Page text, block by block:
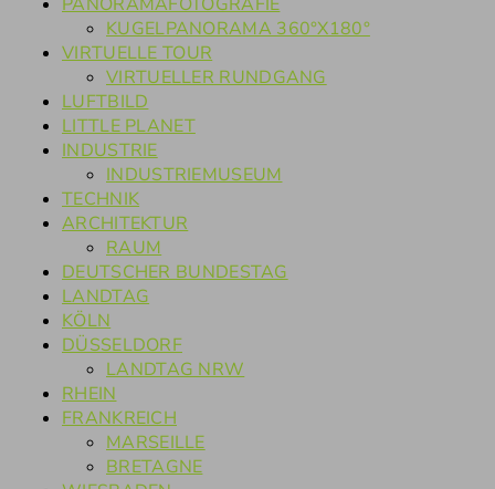
PANORAMAFOTOGRAFIE
KUGELPANORAMA 360°X180°
VIRTUELLE TOUR
VIRTUELLER RUNDGANG
LUFTBILD
LITTLE PLANET
INDUSTRIE
INDUSTRIEMUSEUM
TECHNIK
ARCHITEKTUR
RAUM
DEUTSCHER BUNDESTAG
LANDTAG
KÖLN
DÜSSELDORF
LANDTAG NRW
RHEIN
FRANKREICH
MARSEILLE
BRETAGNE